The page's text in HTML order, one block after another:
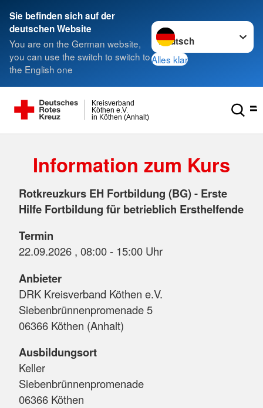
Sie befinden sich auf der
deutschen Website
You are on the German website,
you can use the switch to switch to
the English one
Sprache wechseln zu
Alles klar
in Köthen (Anhalt)
Köthen e.V.
Kreisverband
Information zum Kurs
Rotkreuzkurs EH Fortbildung (BG) - Erste
Hilfe Fortbildung für betrieblich Ersthelfende
Termin
22.09.2026 , 08:00 - 15:00 Uhr
Anbieter
DRK Kreisverband Köthen e.V.
Siebenbrünnenpromenade 5
06366 Köthen (Anhalt)
Ausbildungsort
Keller
Siebenbrünnenpromenade
06366 Köthen